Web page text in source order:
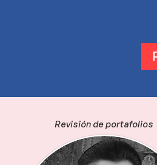
Revisión de portafolios